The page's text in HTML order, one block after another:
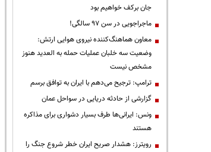
جان برکف خواهیم بود
ماجراجویی در سن ۹۷ سالگی!
معاون هماهنگ‌کننده نیروی هوایی ارتش:
وضعیت سه خلبان عملیات حمله به العدید هنوز
مشخص نیست
ترامپ: ترجیح می‌دهم با ایران به توافق برسم
گزارشی از حادثه دریایی در سواحل عمان
ونس: ایرانی‌ها طرف بسیار دشواری برای مذاکره
هستند
رویترز: هشدار صریح ایران خطر شروع جنگ را